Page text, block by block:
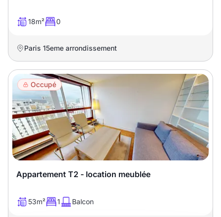
18m² 0
Paris 15eme arrondissement
Occupé
Appartement T2 - location meublée
53m² 1 Balcon